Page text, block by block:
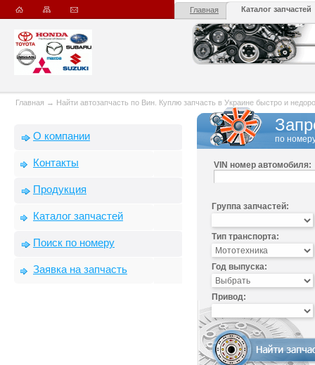
Главная Каталог запчастей
Главная → Найти автозапчасть по Вин. Куплю запчасть в Украине быстро и
О компании
Контакты
Продукция
Каталог запчастей
Поиск по номеру
Заявка на запчасть
по
VIN номер автомобиля:
Группа запчастей:
Тип транспорта:
Год выпуска:
Привод: